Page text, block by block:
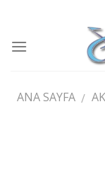
content
ANA SAYFA /